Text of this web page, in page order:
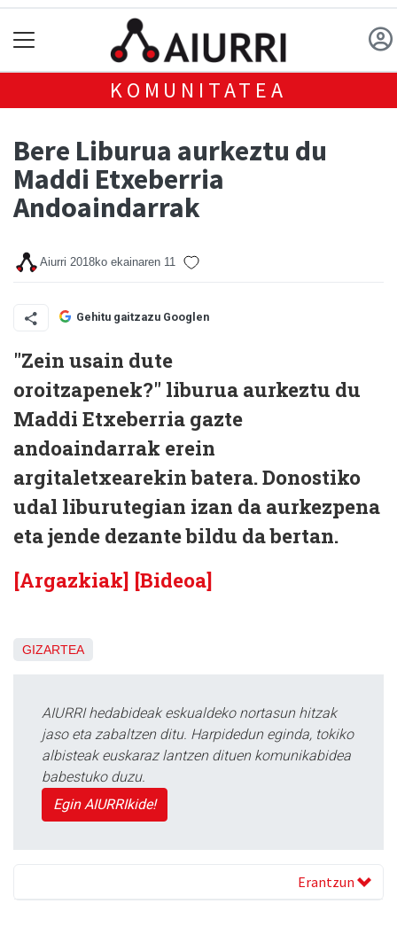
KOMUNITATEA
Bere Liburua aurkeztu du
Maddi Etxeberria
Andoaindarrak
Aiurri 2018ko ekainaren 11
Gehitu gaitzazu Googlen
"Zein usain dute
oroitzapenek?" liburua aurkeztu du
Maddi Etxeberria gazte
andoaindarrak erein
argitaletxearekin batera. Donostiko
udal liburutegian izan da aurkezpena
eta jende dezante bildu da bertan.
[Argazkiak] [Bideoa]
GIZARTEA
AIURRI hedabideak eskualdeko nortasun hitzak
jaso eta zabaltzen ditu. Harpidedun eginda, tokiko
albisteak euskaraz lantzen dituen komunikabidea
babestuko duzu.
Egin AIURRIkide!
Erantzun